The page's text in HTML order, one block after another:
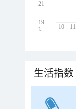
10 11
21
19
℃
生活指数